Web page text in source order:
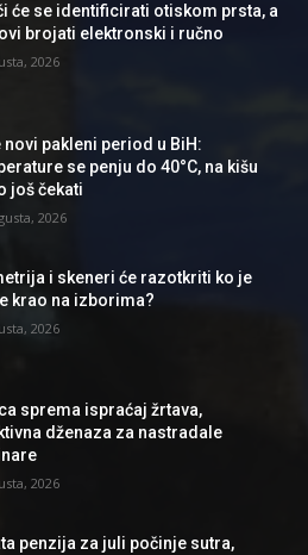
će se identificirati otiskom prsta, a
brojati elektronski i ručno
2026
novi pakleni period u BiH:
se penju do 40°C, na kišu
još čekati
2026
i skeneri će razotkriti ko je
krao na izborima?
2026
sprema ispraćaj žrtava,
dženaza za nastradale
2026
penzija za juli počinje sutra,